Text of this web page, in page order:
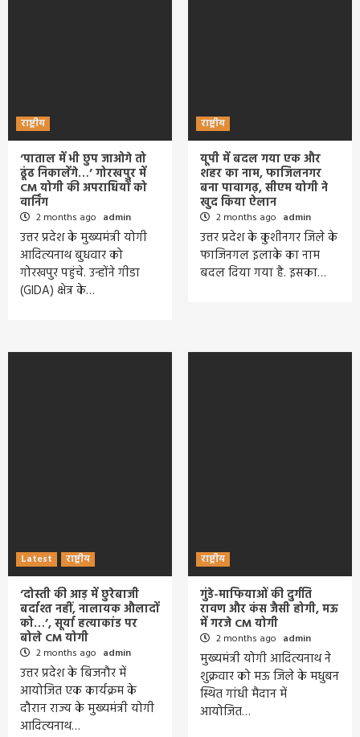
राष्ट्रीय
‘पाताल में भी छुप जाओगे तो
ढूंढ निकालेंगे…’ गोरखपुर में
CM योगी की अपराधियों को
वार्निंग
2 months ago admin
उत्तर प्रदेश के मुख्यमंत्री योगी
आदित्यनाथ बुधवार को
गोरखपुर पहुंचे. उन्होंने गीडा
(GIDA) क्षेत्र के…
राष्ट्रीय
यूपी में बदल गया एक और
शहर का नाम, फाजिलनगर
बना पावागढ़, सीएम योगी ने
खुद किया ऐलान
2 months ago admin
उत्तर प्रदेश के कुशीनगर जिले के
फाजिनगल इलाके का नाम
बदल दिया गया है. इसका…
Latest राष्ट्रीय
‘दोस्ती की आड़ में छुरेबाजी
बर्दाश्त नहीं, नालायक औलादों
को…’, सूर्या हत्याकांड पर
बोले CM योगी
2 months ago admin
उत्तर प्रदेश के बिजनौर में
आयोजित एक कार्यक्रम के
दौरान राज्य के मुख्यमंत्री योगी
आदित्यनाथ…
राष्ट्रीय
गुंडे-माफियाओं की दुर्गति
रावण और कंस जैसी होगी, मऊ
में गरजे CM योगी
2 months ago admin
मुख्यमंत्री योगी आदित्यनाथ ने
शुक्रवार को मऊ जिले के मधुबन
स्थित गांधी मैदान में
आयोजित…